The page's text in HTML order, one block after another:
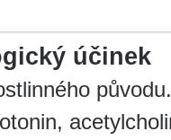
účinek